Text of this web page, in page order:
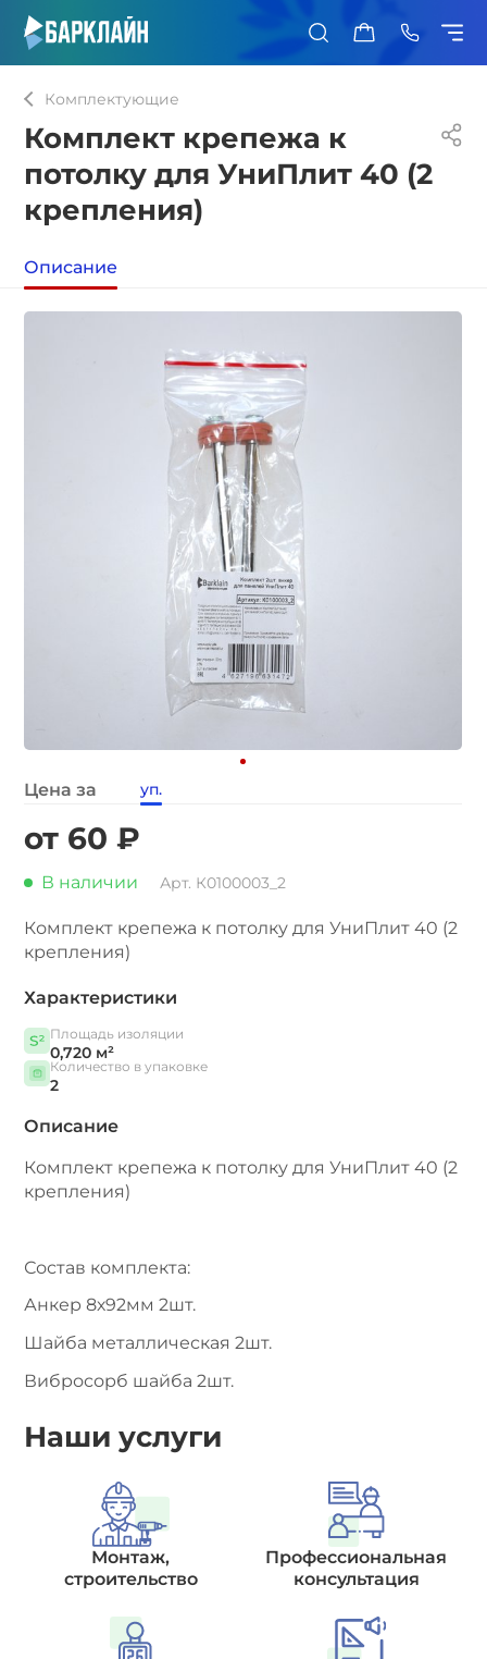
Комплектующие
Комплект крепежа к
потолку для УниПлит 40 (2
крепления)
Описание
Цена за уп.
от 60 ₽
В наличии Арт. К0100003_2
Комплект крепежа к потолку для УниПлит 40 (2
крепления)
Характеристики
Площадь изоляции
0,720 м²
Количество в упаковке
2
Описание
Комплект крепежа к потолку для УниПлит 40 (2
крепления)
Состав комплекта:
Анкер 8х92мм 2шт.
Шайба металлическая 2шт.
Вибросорб шайба 2шт.
Наши услуги
Монтаж,
строительство
Профессиональная
консультация